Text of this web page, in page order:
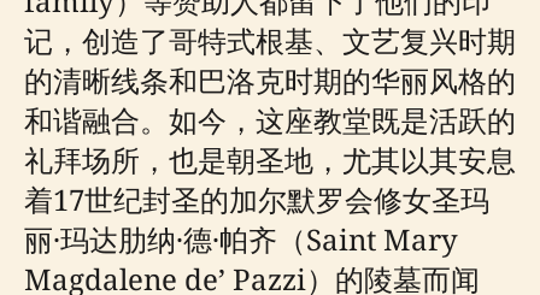
记，创造了哥特式根基、文艺复兴时期
的清晰线条和巴洛克时期的华丽风格的
和谐融合。如今，这座教堂既是活跃的
礼拜场所，也是朝圣地，尤其以其安息
着17世纪封圣的加尔默罗会修女圣玛
丽·玛达肋纳·德·帕齐（Saint Mary
Magdalene de’ Pazzi）的陵墓而闻